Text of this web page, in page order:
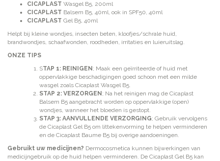
CICAPLAST Wasgel B5, 200ml
CICAPLAST Balsem B5, 40ml, ook in SPF50, 40ml
CICAPLAST Gel B5, 40ml
Helpt bij kleine wondjes, insecten beten, kloofjes/schrale huid,
brandwondjes, schaafwonden, roodheden, irritaties en luieruitslag.
ONZE TIPS
STAP 1: REINIGEN ; Maak een geïrriteerde of huid met
oppervlakkige beschadigingen goed schoon met een milde
wasgel zoals Cicaplast Wasgel B5.
STAP 2: VERZORGEN ; Na het reinigen mag de Cicaplast
Balsem B5 aangebracht worden op oppervlakkige (open)
wondjes, wanneer het bloeden is gestopt.
STAP 3: AANVULLENDE VERZORGING; Gebruik vervolgens
de Cicaplast Gel B5 om littekenvorming te helpen verminderen
en de Cicaplast Baume B5 bij overige aandoeningen.
Gebruikt uw medicijnen? Dermocosmetica kunnen bijwerkingen van
medicijngebruik op de huid helpen verminderen. De Cicaplast Gel B5 kan